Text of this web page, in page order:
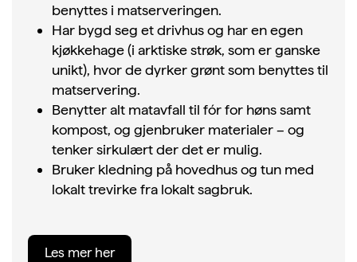
benyttes i matserveringen.
Har bygd seg et drivhus og har en egen
kjøkkehage (i arktiske strøk, som er ganske
unikt), hvor de dyrker grønt som benyttes til
matservering.
Benytter alt matavfall til fór for høns samt
kompost, og gjenbruker materialer – og
tenker sirkulært der det er mulig.
Bruker kledning på hovedhus og tun med
lokalt trevirke fra lokalt sagbruk.
Les mer her